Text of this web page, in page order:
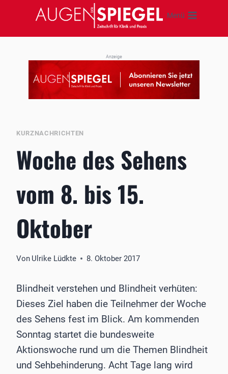
springen
Menü
Anzeige
KURZNACHRICHTEN
Woche des Sehens
vom 8. bis 15.
Oktober
Von Ulrike Lüdkte 8. Oktober 2017
Blindheit verstehen und Blindheit verhüten:
Dieses Ziel haben die Teilnehmer der Woche
des Sehens fest im Blick. Am kommenden
Sonntag startet die bundesweite
Aktionswoche rund um die Themen Blindheit
und Sehbehinderung. Acht Tage lang wird